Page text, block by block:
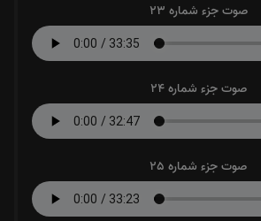
صوت جزء شماره 23
صوت جزء شماره 24
صوت جزء شماره 25